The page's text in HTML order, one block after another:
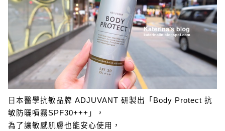
日本醫學抗敏品牌 ADJUVANT 研製出「Body Protect 抗
敏防曬噴霧SPF30+++」，
為了讓敏感肌膚也能安心使用，